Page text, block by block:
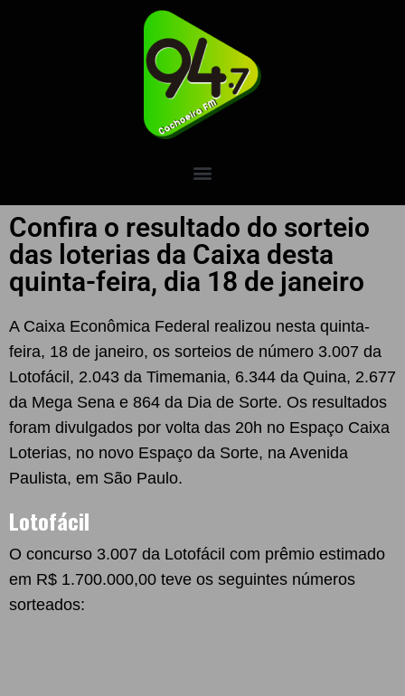
Confira o resultado do sorteio
das loterias da Caixa desta
quinta-feira, dia 18 de janeiro
A Caixa Econômica Federal realizou nesta quinta-
feira, 18 de janeiro, os sorteios de número 3.007 da
Lotofácil, 2.043 da Timemania, 6.344 da Quina, 2.677
da Mega Sena e 864 da Dia de Sorte. Os resultados
foram divulgados por volta das 20h no Espaço Caixa
Loterias, no novo Espaço da Sorte, na Avenida
Paulista, em São Paulo.
Lotofácil
O concurso 3.007 da Lotofácil com prêmio estimado
em R$ 1.700.000,00 teve os seguintes números
sorteados: